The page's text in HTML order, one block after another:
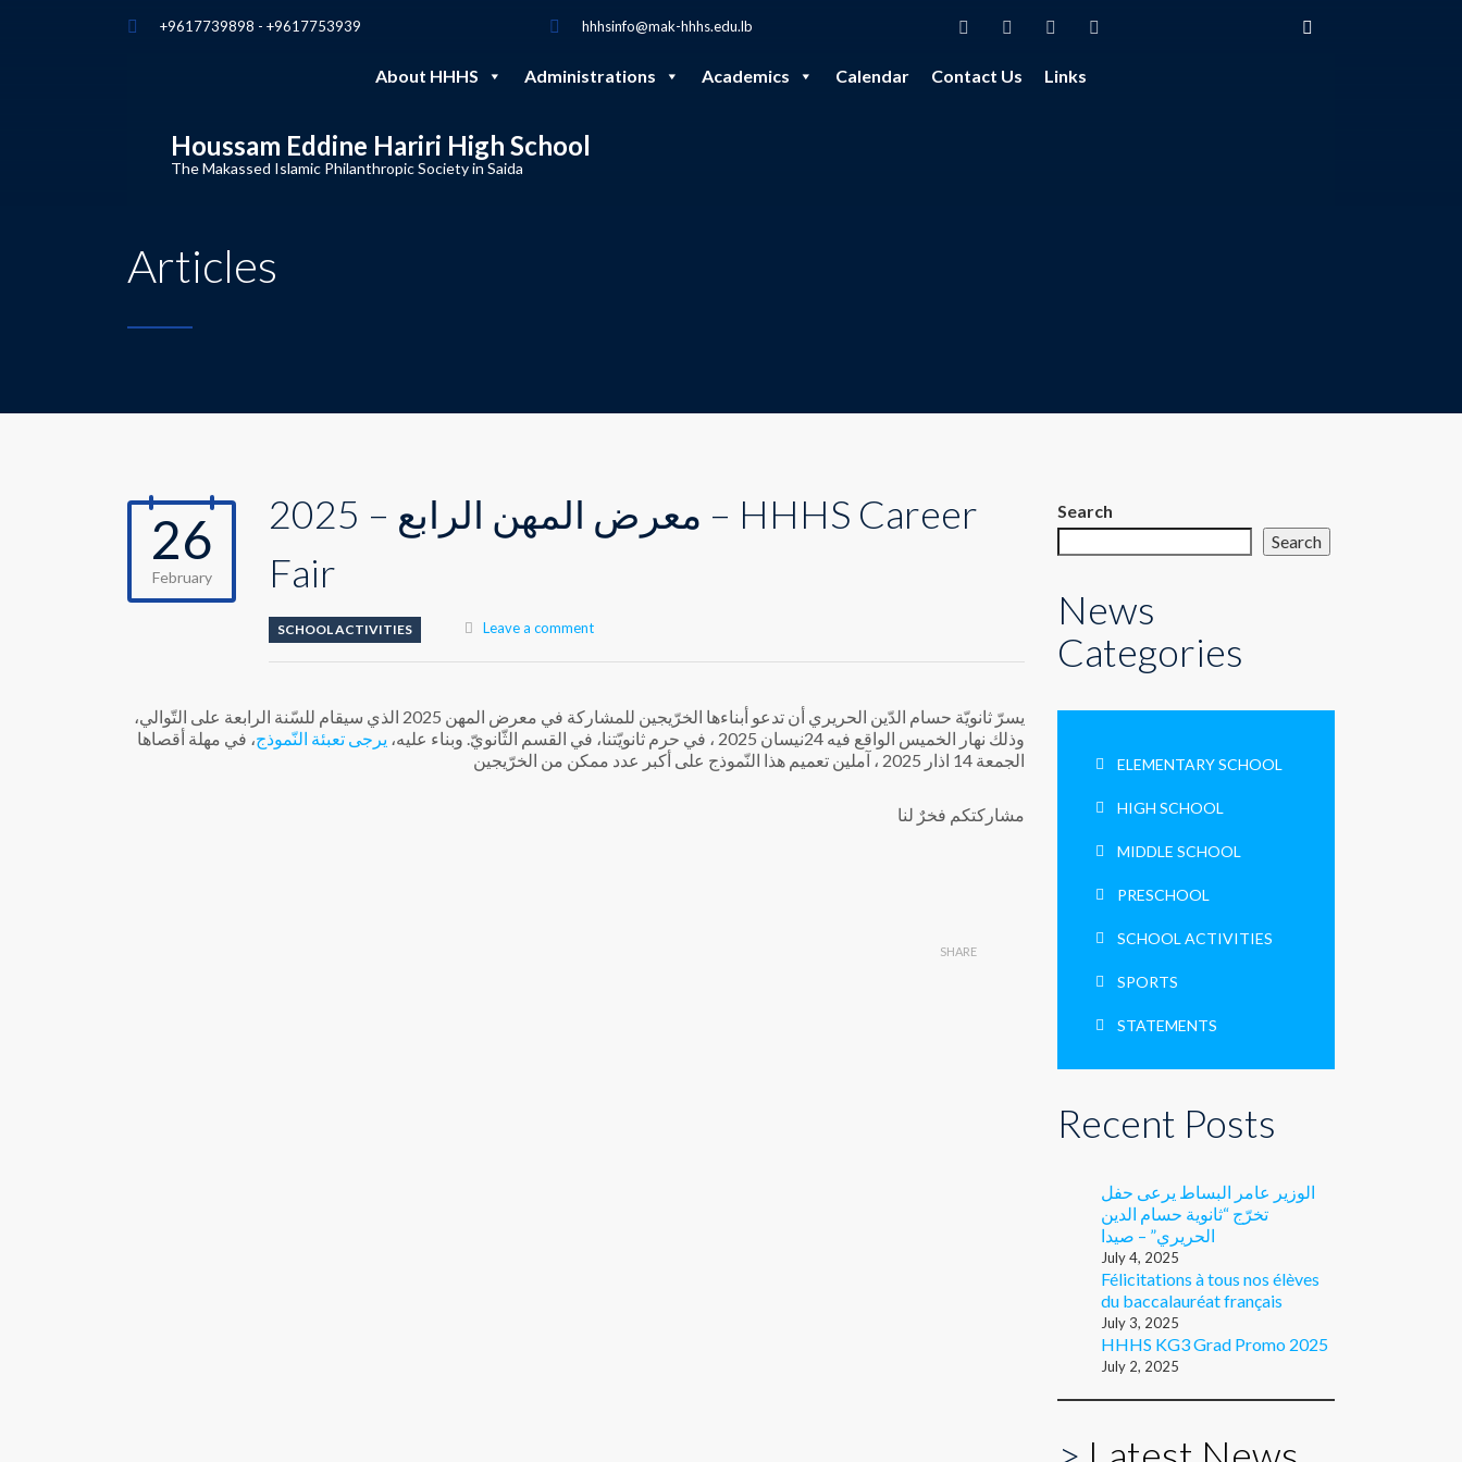
+9617739898 - +9617753939 hhhsinfo@mak-hhhs.edu.lb
About HHHS Administrations Academics Calendar Contact Us Links
Houssam Eddine Hariri High School
The Makassed Islamic Philanthropic Society in Saida
Articles
26
February
معرض المهن الرابع – 2025 – HHHS Career
Fair
SCHOOL ACTIVITIES Leave a comment
يسرّ ثانويّة حسام الدّين الحريري أن تدعو أبناءها الخرّيجين للمشاركة في معرض المهن 2025 الذي سيقام للسّنة الرابعة على التّوالي،
وذلك نهار الخميس الواقع فيه 24نيسان 2025 ، في حرم ثانويّتنا، في القسم الثّانويّ. وبناء عليه،
يرجى تعبئة النّموذج، في مهلة أقصاها
الجمعة 14 اذار 2025 ، آملين تعميم هذا النّموذج على أكبر عدد ممكن من الخرّيجين
مشاركتكم فخرٌ لنا
SHARE
Search
Search
News
Categories
ELEMENTARY SCHOOL
HIGH SCHOOL
MIDDLE SCHOOL
PRESCHOOL
SCHOOL ACTIVITIES
SPORTS
STATEMENTS
Recent Posts
الوزير عامر البساط يرعى حفل
تخرّج “ثانوية حسام الدين
الحريري” – صيدا
July 4, 2025
Félicitations à tous nos élèves
du baccalauréat français
July 3, 2025
HHHS KG3 Grad Promo 2025
July 2, 2025